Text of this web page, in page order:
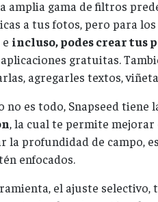
amplia gama de filtros
a tus fotos, pero para
incluso, podes crear tus
gratuitas.
agregarles textos,
no es todo, Snapseed tiene
, la cual te permite
la profundidad de campo,
enfocados.
el ajuste selectivo,